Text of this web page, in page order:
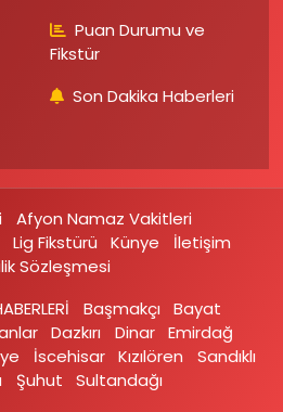
Puan Durumu ve
Fikstür
Son Dakika Haberleri
Afyon Namaz Vakitleri
Lig Fikstürü Künye
İletişim
Sözleşmesi
Başmakçı
Bayat
Dazkırı Dinar Emirdağ‎
İscehisar Kızılören‎
Sandıklı‎
Şuhut Sultandağı